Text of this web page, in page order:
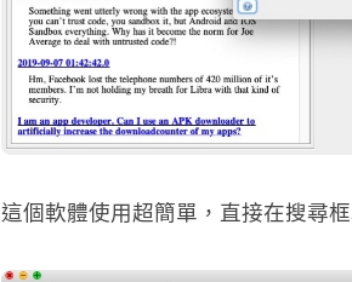
這個軟體使用超簡單，直接在搜尋